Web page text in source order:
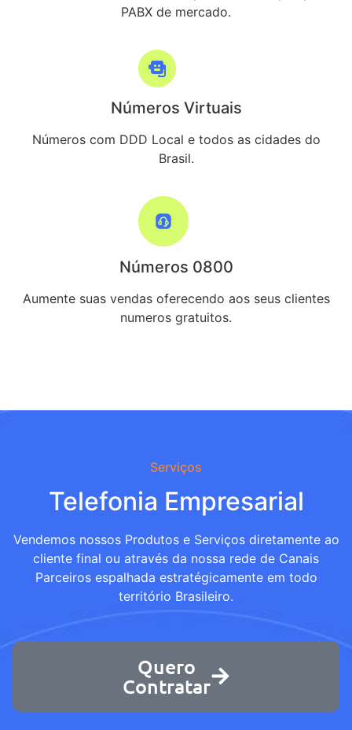
PABX de mercado.
Números Virtuais
Números com DDD Local e todos as cidades do
Brasil.
Números 0800
Aumente suas vendas oferecendo aos seus clientes
numeros gratuitos.
Serviços
Telefonia Empresarial
Vendemos nossos Produtos e Serviços diretamente ao
cliente final ou através da nossa rede de Canais
Parceiros espalhada estratégicamente em todo
território Brasileiro.
Quero
Contratar